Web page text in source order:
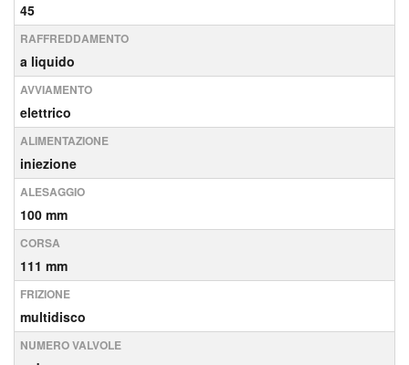
45
RAFFREDDAMENTO
a liquido
AVVIAMENTO
elettrico
ALIMENTAZIONE
iniezione
ALESAGGIO
100 mm
CORSA
111 mm
FRIZIONE
multidisco
NUMERO VALVOLE